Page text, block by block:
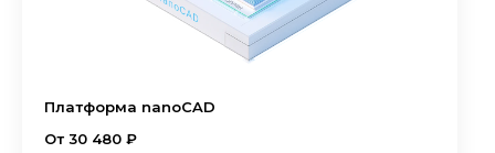
Платформа nanoCAD
От 30 480 ₽